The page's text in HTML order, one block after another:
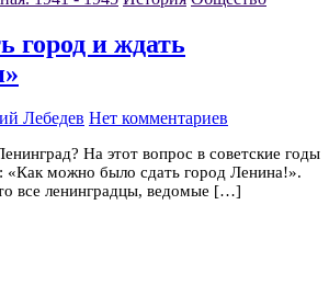
город и ждать
Лебедев Нет комментариев
На этот вопрос в советские годы
«Как можно было сдать город Ленина!».
все ленинградцы, ведомые […]